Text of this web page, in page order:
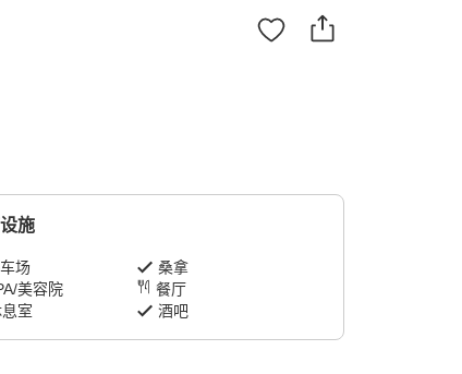
施
场
桑拿
美容院
餐厅
室
酒吧